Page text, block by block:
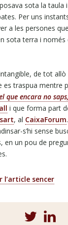
sota la taula
Per uns
a les persones
sota terra i
de tot
es traspua mentre
que encara no saps,
i que forma part
, al CaixaForum
s’hi sense
en un pou de
l’article sencer